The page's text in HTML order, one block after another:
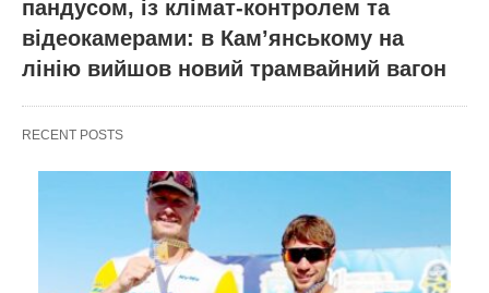
пандусом, із клімат-контролем та
відеокамерами: в Кам’янському на
лінію вийшов новий трамвайний вагон
RECENT POSTS